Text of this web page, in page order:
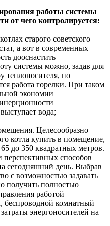
работы системы
от чего контролируется:
старого советского
а вот в современных
дооснастить
системы можно, задав для
теплоносителя, по
работа горелки. При таком
экономии
вода;
Целесообразно
котла купить в помещение,
до 350 квадратных метров.
способов
сегодняшний день. Выбрав
с возможностью задавать
получить полностью
работой
беспроводной комнатный
энергоносителей на